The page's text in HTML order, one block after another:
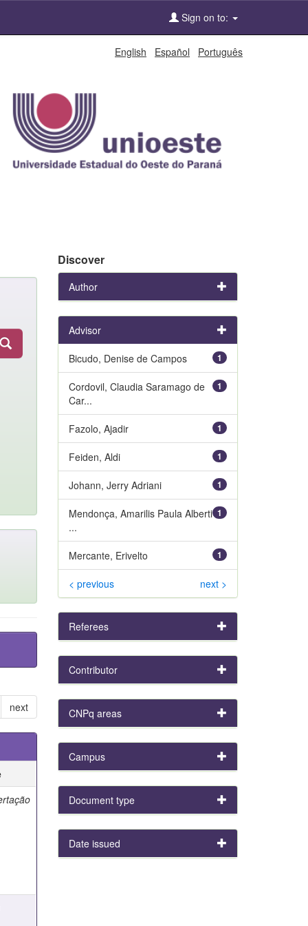
Sign on to:
English Español Português
next
Discover
Author
Advisor
1
Bicudo, Denise de Campos
1
Cordovil, Claudia Saramago de
Car...
1
Fazolo, Ajadir
1
Feiden, Aldi
1
Johann, Jerry Adriani
1
Mendonça, Amarilis Paula Alberti
...
1
Mercante, Erivelto
< previous next >
Referees
Contributor
CNPq areas
Campus
Document type
Date issued